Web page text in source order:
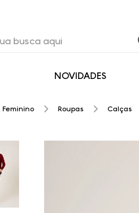
NOVIDADES
Feminino Roupas Calças